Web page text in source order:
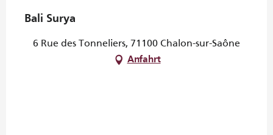
Bali Surya
6 Rue des Tonneliers, 71100 Chalon-sur-Saône
Anfahrt